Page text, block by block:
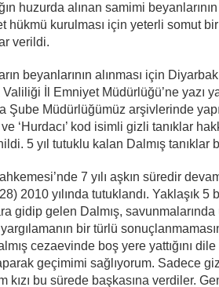
huzurda alınan samimi beyanlarının
hükmü kurulması için yeterli somut
verildi.
beyanlarının alınması için
İl Emniyet Müdürlüğü’ne yazı
Şube Müdürlüğümüz arşivlerinde
‘Hurdacı’ kod isimli gizli tanıklar
5 yıl tutuklu kalan Dalmış
7 yılı aşkın süredir
2010 yılında tutuklandı. Yaklaşık 5
gidip gelen Dalmış, savunmalarında
bir türlü
cezaevinde boş yere yattığını
geçimimi sağlıyorum. Sadece
kızı bu sürede başkasına verdiler.